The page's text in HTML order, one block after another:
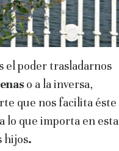
el poder trasladarnos
o a la inversa,
que nos facilita éste
lo que importa en esta
hijos.